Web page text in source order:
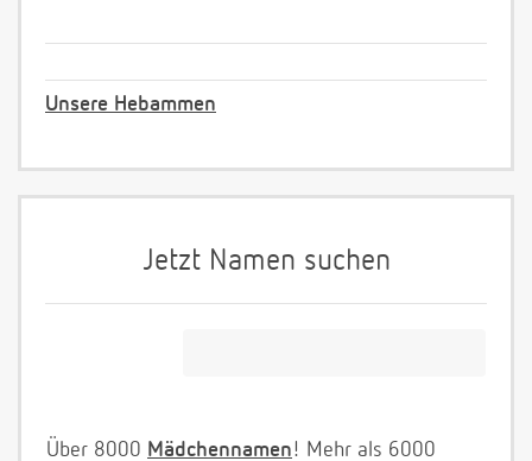
Unsere Hebammen
Jetzt Namen suchen
Über 8000 Mädchennamen! Mehr als 6000